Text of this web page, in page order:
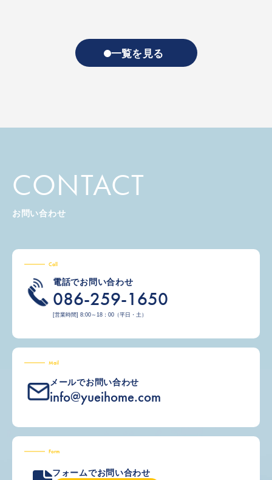
一覧を見る
CONTACT
お問い合わせ
Call
電話でお問い合わせ
086-259-1650
[営業時間] 8:00～18：00（平日・土）
Mail
メールでお問い合わせ
info@yueihome.com
Form
フォームでお問い合わせ